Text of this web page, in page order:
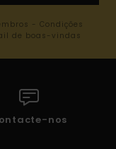
- Condições
de boas-vindas
nos